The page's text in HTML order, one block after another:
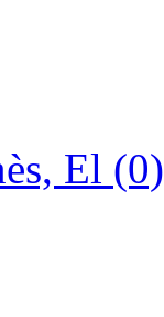
El (0)